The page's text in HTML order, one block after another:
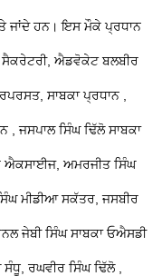
ਜਾਂਦੇ ਹਨ। ਇਸ ਮੌਕੇ ਪ੍ਰਧਾਨ
ਸੈਕਰੇਟਰੀ, ਐਡਵੋਕੇਟ ਬਲਬੀਰ
ਸਾਬਕਾ ਪ੍ਰਧਾਨ ,
, ਜਸਪਾਲ ਸਿੰਘ ਢਿੱਲੋ ਸਾਬਕਾ
ਐਕਸਾਈਜ, ਅਮਰਜੀਤ ਸਿੰਘ
ਮੀਡੀਆ ਸਕੱਤਰ, ਜਸਬੀਰ
ਜੇਬੀ ਸਿੰਘ ਸਾਬਕਾ ਓਐਸਡੀ
ਰਘਵੀਰ ਸਿੰਘ ਢਿੱਲੋ ,